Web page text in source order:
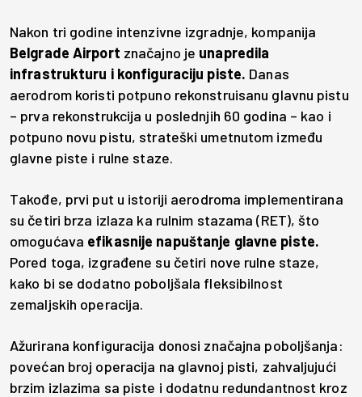
Nakon tri godine intenzivne izgradnje, kompanija
Belgrade Airport značajno je unapredila
infrastrukturu i konfiguraciju piste. Danas
aerodrom koristi potpuno rekonstruisanu glavnu pistu
– prva rekonstrukcija u poslednjih 60 godina – kao i
potpuno novu pistu, strateški umetnutom između
glavne piste i rulne staze.
Takođe, prvi put u istoriji aerodroma implementirana
su četiri brza izlaza ka rulnim stazama (RET), što
omogućava efikasnije napuštanje glavne piste.
Pored toga, izgrađene su četiri nove rulne staze,
kako bi se dodatno poboljšala fleksibilnost
zemaljskih operacija.
Ažurirana konfiguracija donosi značajna poboljšanja:
povećan broj operacija na glavnoj pisti, zahvaljujući
brzim izlazima sa piste i dodatnu redundantnost kroz